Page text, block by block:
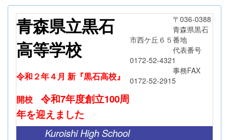
青森県立黒石
高等学校
令和２年４月 新『黒石高校』
開校
令和7年度創立100周
年を迎えました
〒036-0388
青森県黒石
市西ケ丘６５番地
代表番号
0172-52-4321
事務FAX
0172-52-2915
Kuroishi High School